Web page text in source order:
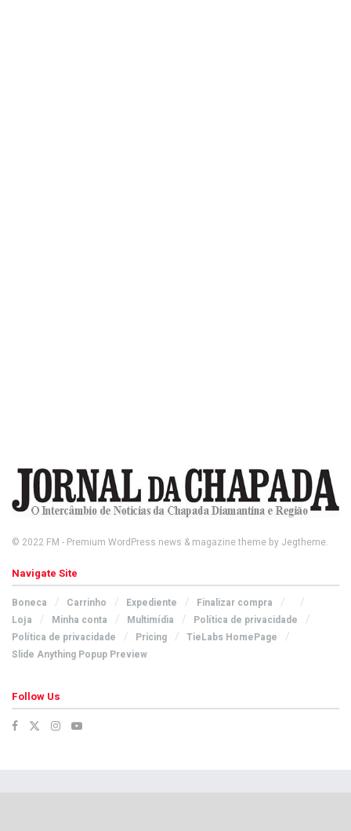
© 2022 FM - Premium WordPress news & magazine theme by Jegtheme.
Navigate Site
Boneca Carrinho Expediente
Finalizar compra
Loja
Minha conta Multimídia
Política de privacidade
Política de privacidade
Pricing
TieLabs HomePage
Slide Anything Popup Preview
Follow Us